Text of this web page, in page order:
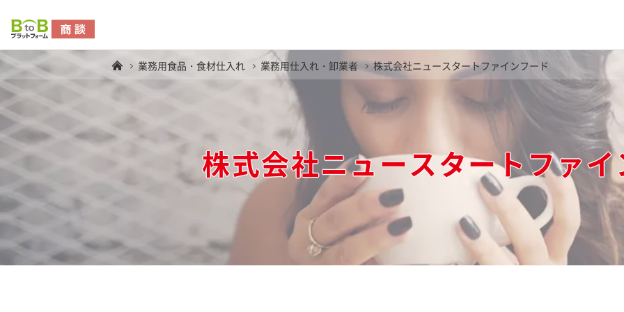
業務用食品・食材仕入れ 業務用仕入れ・卸業者 株式会社ニュースタートファインフード
株式会社ニュースタートファ